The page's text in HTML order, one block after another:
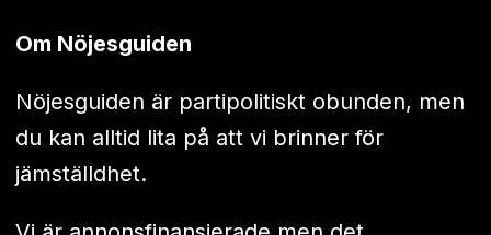
Om Nöjesguiden
Nöjesguiden är partipolitiskt obunden, men
du kan alltid lita på att vi brinner för
jämställdhet.